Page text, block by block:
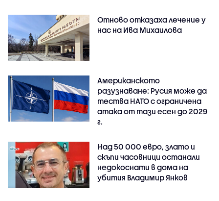
Отново отказаха лечение у
нас на Ива Михаилова
Американското
разузнаване: Русия може да
тества НАТО с ограничена
атака от тази есен до 2029
г.
Над 50 000 евро, злато и
скъпи часовници останали
недокоснати в дома на
убития Владимир Янков